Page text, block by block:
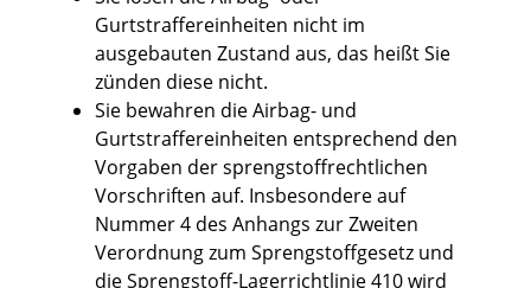
Gurtstraffereinheiten nicht im
ausgebauten Zustand aus, das heißt Sie
zünden diese nicht.
Sie bewahren die Airbag- und
Gurtstraffereinheiten entsprechend den
Vorgaben der sprengstoffrechtlichen
Vorschriften auf. Insbesondere auf
Nummer 4 des Anhangs zur Zweiten
Verordnung zum Sprengstoffgesetz und
die Sprengstoff-Lagerrichtlinie 410 wird